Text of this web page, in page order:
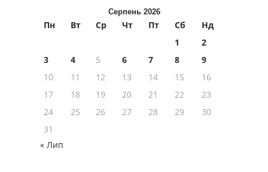
Серпень 2026
Пн Вт Ср Чт Пт Сб
Нд
1
2
3
4 5 6 7 8
9
10
11 12 13 14 15
16
17
18 19 20 21 22
23
24
25 26 27 28 29
30
31
« Лип